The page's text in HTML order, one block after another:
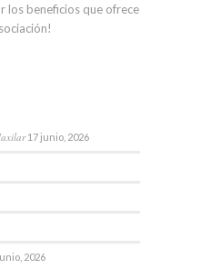
los beneficios que ofrece
17 junio, 2026
2026